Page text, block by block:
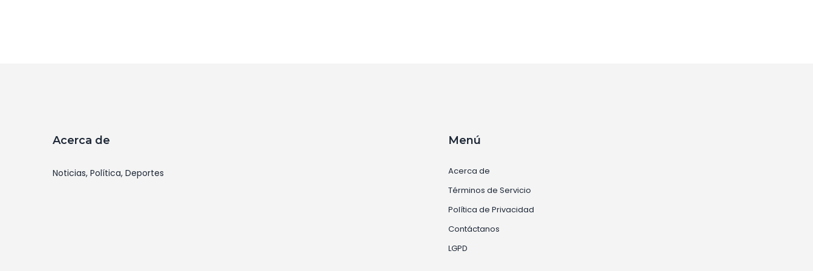
Acerca de
Noticias, Política, Deportes
Menú
Acerca de
Términos de Servicio
Política de Privacidad
Contáctanos
LGPD